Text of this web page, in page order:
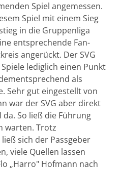
Spiel angemessen.
Spiel mit einem Sieg
in die Gruppenliga
entsprechende Fan-
angerückt. Der SVG
lediglich einen Punkt
als
Sehr gut eingestellt von
war der SVG aber direkt
So ließ die Führung
warten. Trotz
sich der Passgeber
viele Quellen lassen
„Harro" Hofmann nach